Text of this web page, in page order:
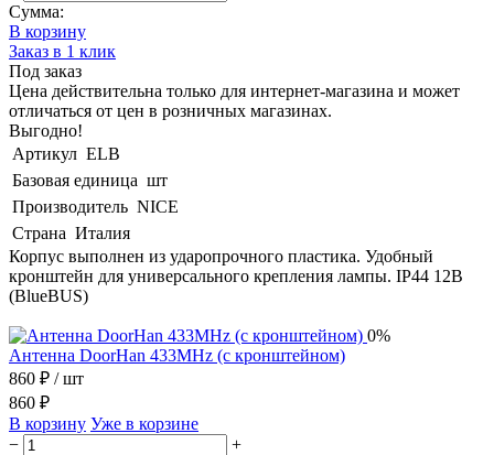
Сумма:
В корзину
Заказ в 1 клик
Под заказ
Цена действительна только для интернет-магазина и может
отличаться от цен в розничных магазинах.
Выгодно!
Артикул ELВ
Базовая единица шт
Производитель NICE
Страна Италия
Корпус выполнен из ударопрочного пластика. Удобный
кронштейн для универсального крепления лампы. IP44 12В
(BlueBUS)
0%
Антенна DoorHan 433MHz (с кронштейном)
860 ₽ / шт
860 ₽
В корзину Уже в корзине
−
+